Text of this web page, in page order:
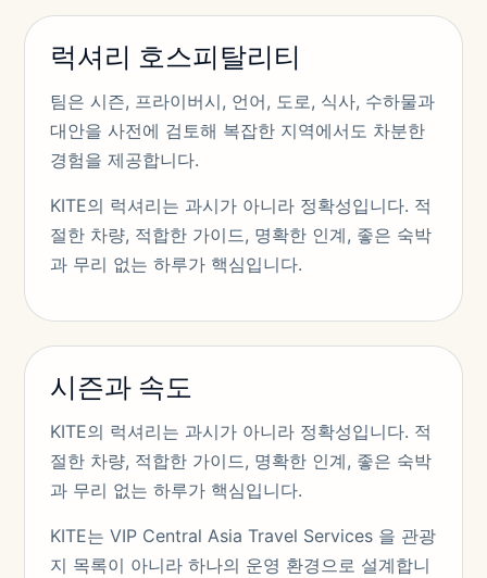
럭셔리 호스피탈리티
팀은 시즌, 프라이버시, 언어, 도로, 식사, 수하물과
대안을 사전에 검토해 복잡한 지역에서도 차분한
경험을 제공합니다.
KITE의 럭셔리는 과시가 아니라 정확성입니다. 적
절한 차량, 적합한 가이드, 명확한 인계, 좋은 숙박
과 무리 없는 하루가 핵심입니다.
시즌과 속도
KITE의 럭셔리는 과시가 아니라 정확성입니다. 적
절한 차량, 적합한 가이드, 명확한 인계, 좋은 숙박
과 무리 없는 하루가 핵심입니다.
KITE는 VIP Central Asia Travel Services 을 관광
지 목록이 아니라 하나의 운영 환경으로 설계합니